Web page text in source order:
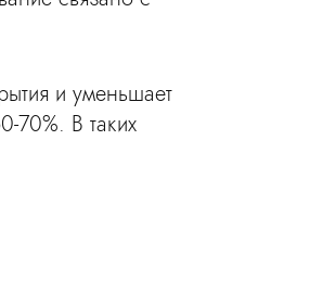
и уменьшает
70%. В таких